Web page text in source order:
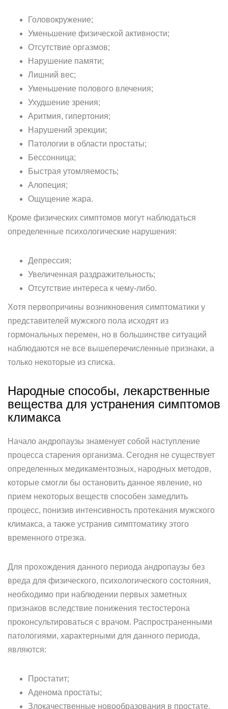
Головокружение;
Уменьшение физической активности;
Отсутствие оргазмов;
Нарушение памяти;
Лишний вес;
Уменьшение полового влечения;
Ухудшение зрения;
Аритмия, гипертония;
Нарушений эрекции;
Патологии в области простаты;
Бессонница;
Быстрая утомляемость;
Алопеция;
Ощущение жара.
Кроме физических симптомов могут наблюдаться
определенные психологические нарушения:
Депрессия;
Увеличенная раздражительность;
Отсутствие интереса к чему-либо.
Хотя первопричины возникновения симптоматики у
представителей мужского пола исходят из
гормональных перемен, но в большинстве ситуаций
наблюдаются не все вышеперечисленные признаки, а
только некоторые из списка.
Народные способы, лекарственные
вещества для устранения симптомов
климакса
Начало андропаузы знаменует собой наступление
процесса старения организма. Сегодня не существует
определенных медикаментозных, народных методов,
которые смогли бы остановить данное явление, но
прием некоторых веществ способен замедлить
процесс, понизив интенсивность протекания мужского
климакса, а также устранив симптоматику этого
временного отрезка.
Для прохождения данного периода андропаузы без
вреда для физического, психологического состояния,
необходимо при наблюдении первых заметных
признаков вследствие понижения тестостерона
проконсультироваться с врачом. Распространенными
патологиями, характерными для данного периода,
являются:
Простатит;
Аденома простаты;
Злокачественные новообразования в простате.